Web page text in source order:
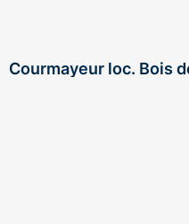
Courmayeur loc. Bois